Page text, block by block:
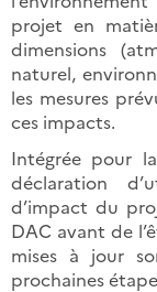
projet en
dimensions
naturel,
les mesures
ces impacts.
Intégrée pour
déclaration
d’impact du
DAC avant de
mises à jour
prochaines